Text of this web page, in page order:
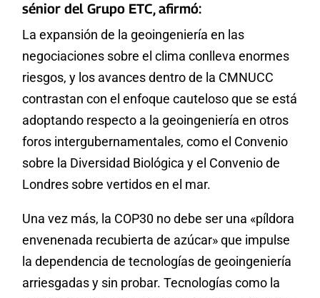
sénior del Grupo ETC, afirmó:
La expansión de la geoingeniería en las
negociaciones sobre el clima conlleva enormes
riesgos, y los avances dentro de la CMNUCC
contrastan con el enfoque cauteloso que se está
adoptando respecto a la geoingeniería en otros
foros intergubernamentales, como el Convenio
sobre la Diversidad Biológica y el Convenio de
Londres sobre vertidos en el mar.
Una vez más, la COP30 no debe ser una «píldora
envenenada recubierta de azúcar» que impulse
la dependencia de tecnologías de geoingeniería
arriesgadas y sin probar. Tecnologías como la